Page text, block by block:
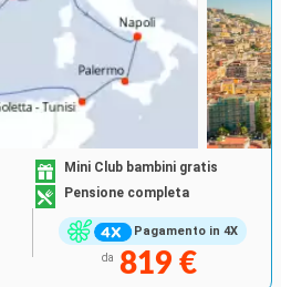
Pagamento in 4X
Mini Club bambini gratis
Pensione completa
da 819 €